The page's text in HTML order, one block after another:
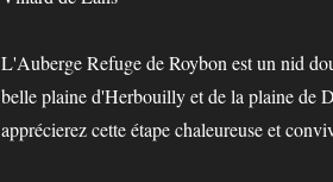
L'Auberge Refuge de Roybon est un nid
belle plaine d'Herbouilly et de la plaine de
apprécierez cette étape chaleureuse et